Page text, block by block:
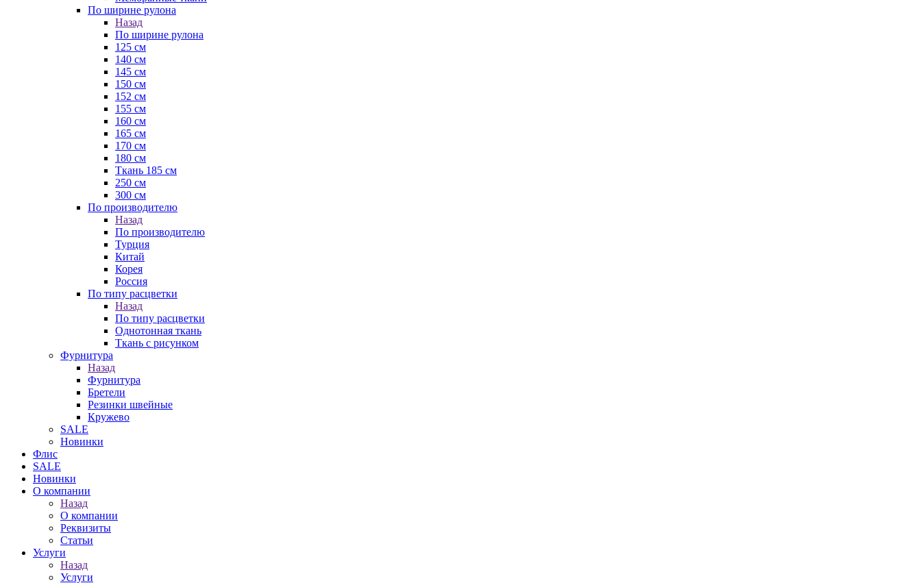
По ширине рулона
Назад
По ширине рулона
125 см
140 см
145 см
150 см
152 см
155 см
160 см
165 см
170 см
180 см
Ткань 185 см
250 см
300 см
По производителю
Назад
По производителю
Турция
Китай
Корея
Россия
По типу расцветки
Назад
По типу расцветки
Однотонная ткань
Ткань с рисунком
Фурнитура
Назад
Фурнитура
Бретели
Резинки швейные
Кружево
SALE
Новинки
Флис
SALE
Новинки
О компании
Назад
О компании
Реквизиты
Статьи
Услуги
Назад
Услуги